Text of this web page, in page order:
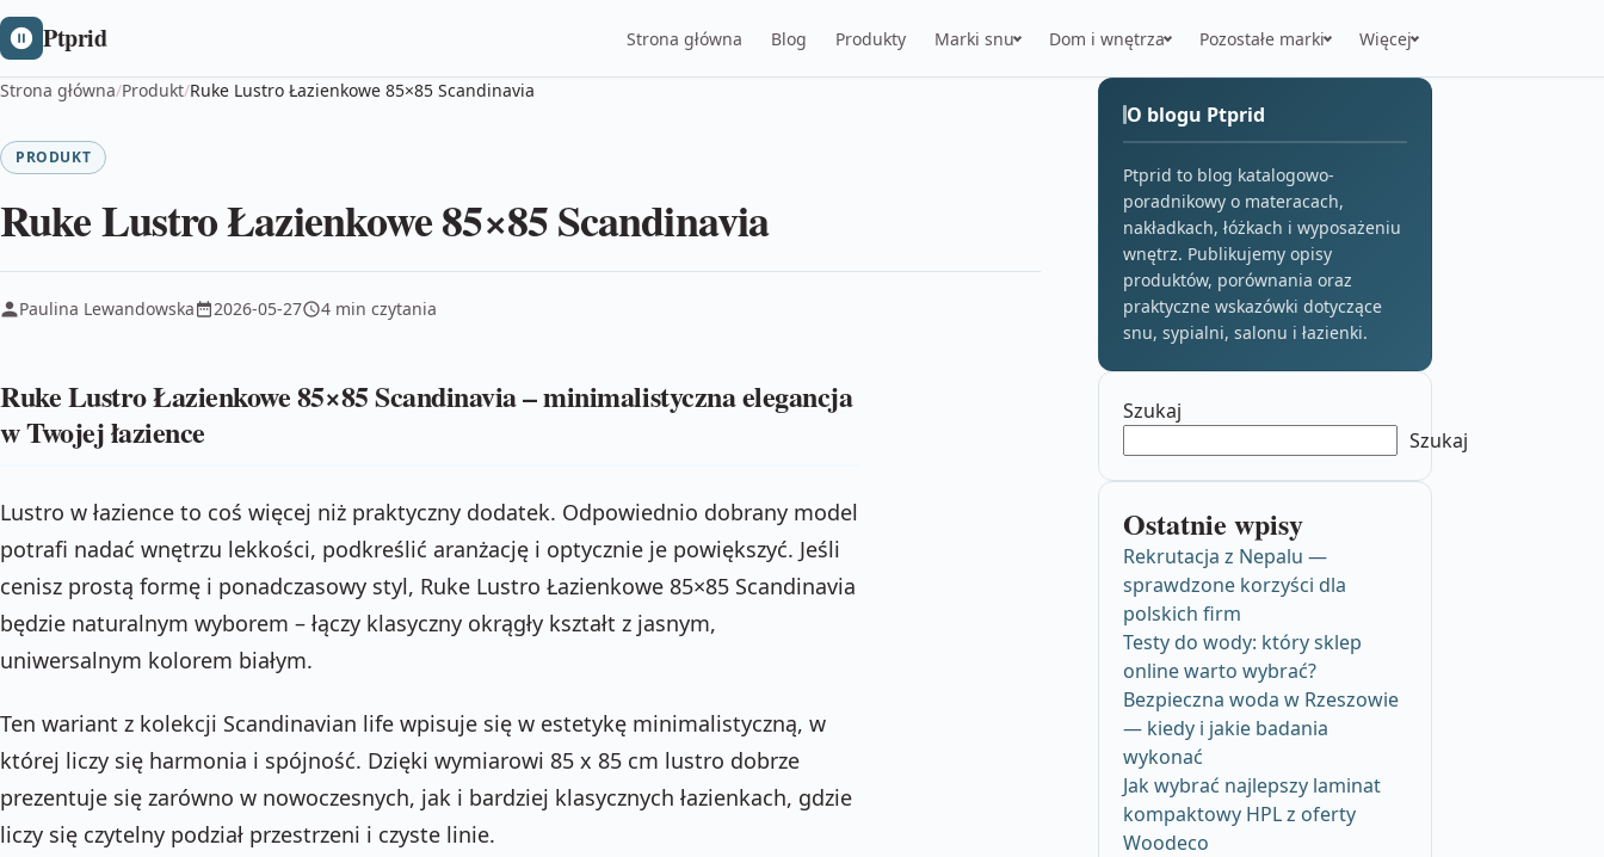
Ptprid Strona główna Blog Produkty Marki snu Dom i wnętrza Pozostałe marki Więcej
Strona główna/Produkt/Ruke Lustro Łazienkowe 85×85 Scandinavia
PRODUKT
Ruke Lustro Łazienkowe 85×85 Scandinavia
Paulina Lewandowska 2026-05-27 4 min czytania
Ruke Lustro Łazienkowe 85×85 Scandinavia – minimalistyczna elegancja
w Twojej łazience
Lustro w łazience to coś więcej niż praktyczny dodatek. Odpowiednio dobrany model
potrafi nadać wnętrzu lekkości, podkreślić aranżację i optycznie je powiększyć. Jeśli
cenisz prostą formę i ponadczasowy styl, Ruke Lustro Łazienkowe 85×85 Scandinavia
będzie naturalnym wyborem – łączy klasyczny okrągły kształt z jasnym,
uniwersalnym kolorem białym.
Ten wariant z kolekcji Scandinavian life wpisuje się w estetykę minimalistyczną, w
której liczy się harmonia i spójność. Dzięki wymiarowi 85 x 85 cm lustro dobrze
prezentuje się zarówno w nowoczesnych, jak i bardziej klasycznych łazienkach, gdzie
liczy się czytelny podział przestrzeni i czyste linie.
O blogu Ptprid
Ptprid to blog katalogowo-
poradnikowy o materacach,
nakładkach, łóżkach i wyposażeniu
wnętrz. Publikujemy opisy
produktów, porównania oraz
praktyczne wskazówki dotyczące
snu, sypialni, salonu i łazienki.
Szukaj
Szukaj
Ostatnie wpisy
Rekrutacja z Nepalu —
sprawdzone korzyści dla
polskich firm
Testy do wody: który sklep
online warto wybrać?
Bezpieczna woda w Rzeszowie
— kiedy i jakie badania
wykonać
Jak wybrać najlepszy laminat
kompaktowy HPL z oferty
Woodeco